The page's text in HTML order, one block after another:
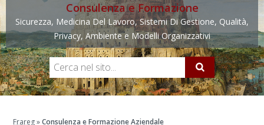
Consulenza e Formazione
Sicurezza, Medicina Del Lavoro, Sistemi Di Gestione, Qualità,
Privacy, Ambiente e Modelli Organizzativi
Frareg»Consulenza e Formazione Aziendale